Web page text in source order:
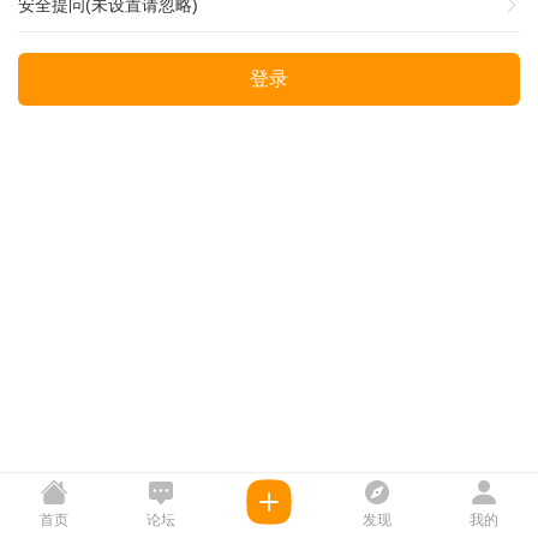
安全提问(未设置请忽略)
登录
首页 论坛 发现 我的